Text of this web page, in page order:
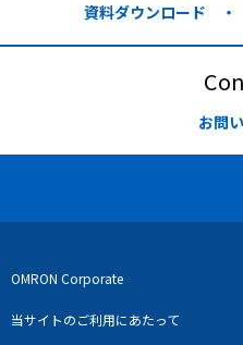
資料ダウンロード ・
お問
OMRON Corporate
当サイトのご利用にあたって